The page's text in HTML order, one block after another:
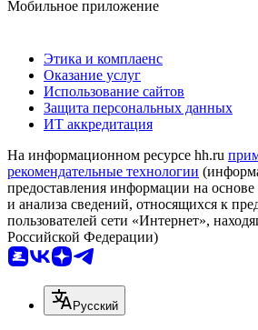
Мобильное приложение
Этика и комплаенс
Оказание услуг
Использование сайтов
Защита персональных данных
ИТ аккредитация
На информационном ресурсе hh.ru
рекомендательные технологии
предоставления информации на основе
и анализа сведений, относящихся к
пользователей сети «Интернет»,
Российской Федерации)
Русский